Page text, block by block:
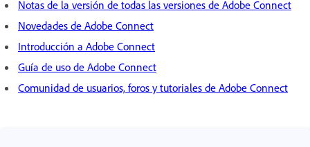
Notas de la versión de todas las versiones de Adobe Connect
Novedades de Adobe Connect
Introducción a Adobe Connect
Guía de uso de Adobe Connect
Comunidad de usuarios, foros y tutoriales de Adobe Connect